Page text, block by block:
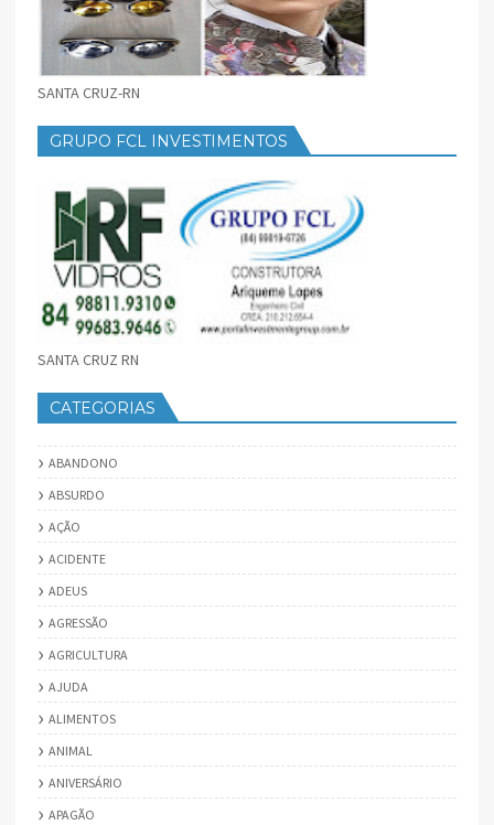
SANTA CRUZ-RN
GRUPO FCL INVESTIMENTOS
SANTA CRUZ RN
CATEGORIAS
ABANDONO
ABSURDO
AÇÃO
ACIDENTE
ADEUS
AGRESSÃO
AGRICULTURA
AJUDA
ALIMENTOS
ANIMAL
ANIVERSÁRIO
APAGÃO